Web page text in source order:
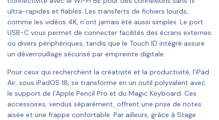
ultra-rapides et fiables. Les transferts de fichiers lourds,
comme les vidéos 4K, n’ont jamais été aussi simples. Le port
USB-C vous permet de connecter facilités des écrans externes
ou divers périphériques, tandis que le Touch ID intégré assure
un déverrouillage sécurisé par empreinte digitale.
Pour ceux qui recherchent la créativité et la productivité, l’iPad
Air, sous iPadOS 18, se transforme en un outil polyvalent avec
le support de l’Apple Pencil Pro et du Magic Keyboard. Ces
accessoires, vendus séparément, offrent une prise de notes
aisée et une frappe confortable. Par ailleurs, grâce à Stage